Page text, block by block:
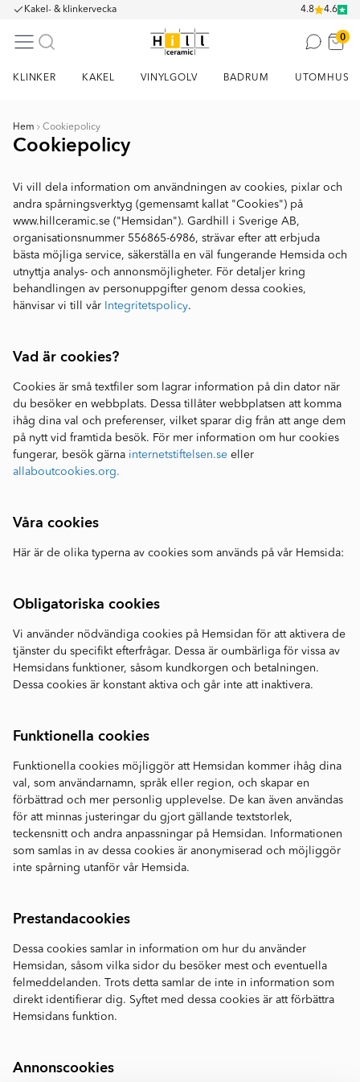
Kakel- & klinkervecka 4.8 4.6
0
KLINKER KAKEL VINYLGOLV BADRUM UTOMHUS
Hem Cookiepolicy
Cookiepolicy
Vi vill dela information om användningen av cookies, pixlar och
andra spårningsverktyg (gemensamt kallat "Cookies") på
www.hillceramic.se ("Hemsidan"). Gardhill i Sverige AB,
organisationsnummer 556865-6986, strävar efter att erbjuda
bästa möjliga service, säkerställa en väl fungerande Hemsida och
utnyttja analys- och annonsmöjligheter. För detaljer kring
behandlingen av personuppgifter genom dessa cookies,
hänvisar vi till vår
Integritetspolicy.
Vad är cookies?
Cookies är små textfiler som lagrar information på din dator när
du besöker en webbplats. Dessa tillåter webbplatsen att komma
ihåg dina val och preferenser, vilket sparar dig från att ange dem
på nytt vid framtida besök. För mer information om hur cookies
fungerar, besök gärna internetstiftelsen.se eller
allaboutcookies.org.
Våra cookies
Här är de olika typerna av cookies som används på vår Hemsida:
Obligatoriska cookies
Vi använder nödvändiga cookies på Hemsidan för att aktivera de
tjänster du specifikt efterfrågar. Dessa är oumbärliga för vissa av
Hemsidans funktioner, såsom kundkorgen och betalningen.
Dessa cookies är konstant aktiva och går inte att inaktivera.
Funktionella cookies
Funktionella cookies möjliggör att Hemsidan kommer ihåg dina
val, som användarnamn, språk eller region, och skapar en
förbättrad och mer personlig upplevelse. De kan även användas
för att minnas justeringar du gjort gällande textstorlek,
teckensnitt och andra anpassningar på Hemsidan. Informationen
som samlas in av dessa cookies är anonymiserad och möjliggör
inte spårning utanför vår Hemsida.
Prestandacookies
Dessa cookies samlar in information om hur du använder
Hemsidan, såsom vilka sidor du besöker mest och eventuella
felmeddelanden. Trots detta samlar de inte in information som
direkt identifierar dig. Syftet med dessa cookies är att förbättra
Hemsidans funktion.
Annonscookies